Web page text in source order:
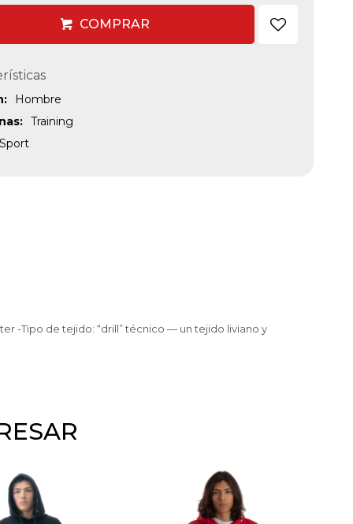
COMPRAR
Hombre
Training
Sport
-Tipo de tejido: “drill” técnico — un tejido liviano y